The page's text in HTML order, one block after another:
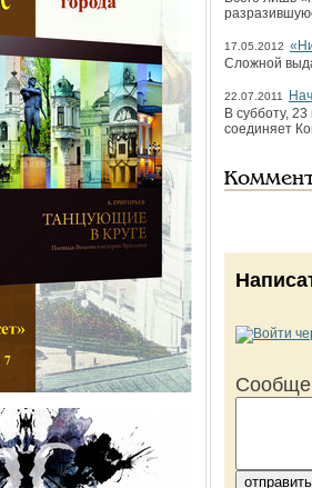
17.05.2012
Сложной
22.07.2011
В субботу,
соединяет